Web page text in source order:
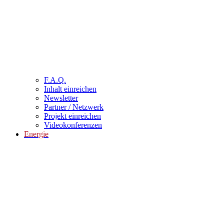
F.A.Q.
Inhalt einreichen
Newsletter
Partner / Netzwerk
Projekt einreichen
Videokonferenzen
Energie